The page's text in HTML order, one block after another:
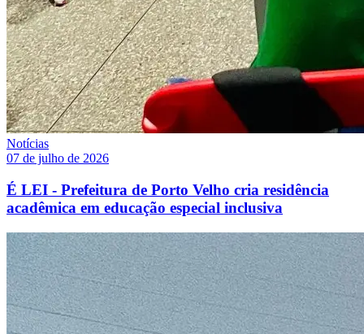
Notícias
07 de julho de 2026
É LEI - Prefeitura de Porto Velho cria residência
acadêmica em educação especial inclusiva